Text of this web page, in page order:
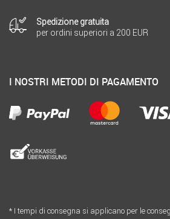
Spedizione gratuita
per ordini superiori a 200 EUR
I NOSTRI METODI DI PAGAMENTO
* I tempi di consegna si applicano per le